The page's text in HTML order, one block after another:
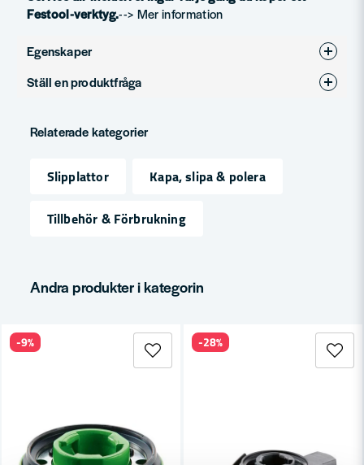
Festool-verktyg.--> Mer information
Egenskaper
Produkttyp
Ställ en produktfråga
Fråga oss något om denna produkten...
Namn
Ja, ni får publicera min fråga
Relaterade kategorier
Slipplattor
Kapa, slipa & polera
Tillbehör & Förbrukning
Andra produkter i kategorin
-9% -28%